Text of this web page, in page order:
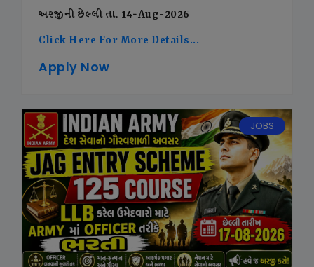
અરજીની છેલ્લી તા. 14-Aug-2026
Click Here For More Details...
Apply Now
JOBS